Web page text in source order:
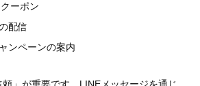
ーポン
配信
ンペーンの案内